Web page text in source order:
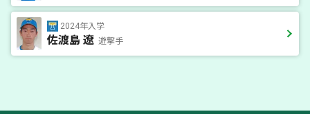
2024年入学
佐渡島 遼 遊撃手